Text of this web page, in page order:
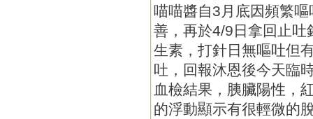
喵喵醬自3月底因頻繁
善，再於4/9日拿回止
生素，打針日無嘔吐但
吐，回報沐恩後今天臨
血檢結果，胰臟陽性，
的浮動顯示有很輕微的